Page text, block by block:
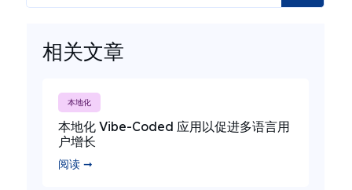
相关文章
本地化
本地化 Vibe-Coded 应用以促进多语言用
户增长
阅读 ➞